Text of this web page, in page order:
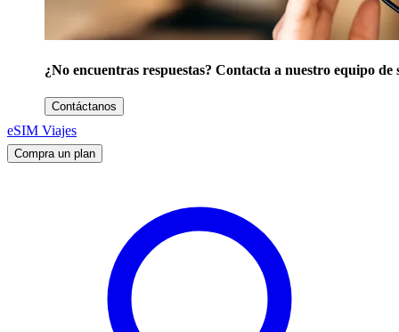
¿No encuentras respuestas? Contacta a nuestro equipo de
Contáctanos
eSIM Viajes
Compra un plan